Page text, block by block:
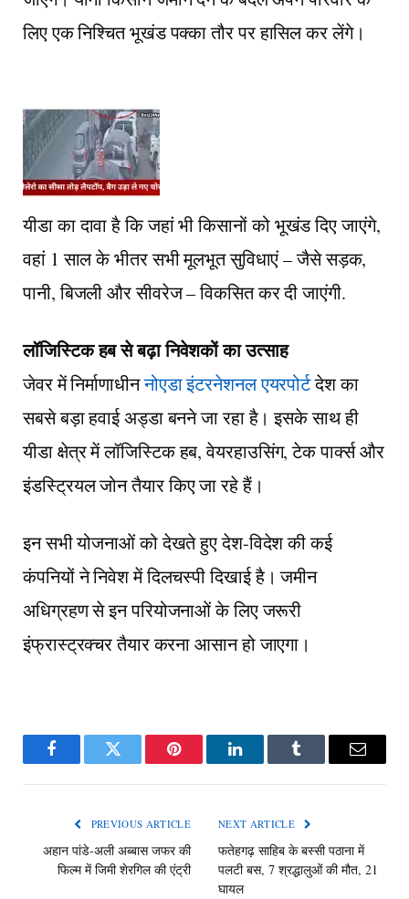
लिए एक निश्चित भूखंड पक्का तौर पर हासिल कर लेंगे।
यीडा का दावा है कि जहां भी किसानों को भूखंड दिए जाएंगे,
वहां 1 साल के भीतर सभी मूलभूत सुविधाएं – जैसे सड़क,
पानी, बिजली और सीवरेज – विकसित कर दी जाएंगी.
लॉजिस्टिक हब से बढ़ा निवेशकों का उत्साह
जेवर में निर्माणाधीननोएडा इंटरनेशनल एयरपोर्टदेश का
सबसे बड़ा हवाई अड्डा बनने जा रहा है। इसके साथ ही
यीडा क्षेत्र में लॉजिस्टिक हब, वेयरहाउसिंग, टेक पार्क्स और
इंडस्ट्रियल जोन तैयार किए जा रहे हैं।
इन सभी योजनाओं को देखते हुए देश-विदेश की कई
कंपनियों ने निवेश में दिलचस्पी दिखाई है। जमीन
अधिग्रहण से इन परियोजनाओं के लिए जरूरी
इंफ्रास्ट्रक्चर तैयार करना आसान हो जाएगा।
FacebookTwitter Pinterest LinkedInTumblr Email
PREVIOUS ARTICLE
अहान पांडे-अली अब्बास जफर की
फिल्म में जिमी शेरगिल की एंट्री
NEXT ARTICLE
फतेहगढ़ साहिब के बस्सी पठाना में
पलटी बस, 7 श्रद्धालुओं की मौत, 21
घायल